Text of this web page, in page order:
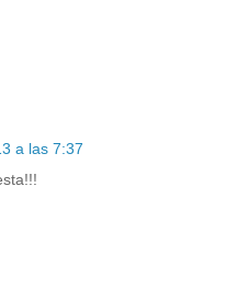
a las 7:37